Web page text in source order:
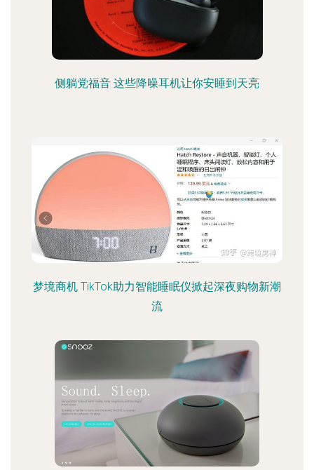
侧躺党福音 这些降噪耳机让你安睡到天亮
梦境商机 TikTok助力智能睡眠仪掀起深夜购物新潮
流